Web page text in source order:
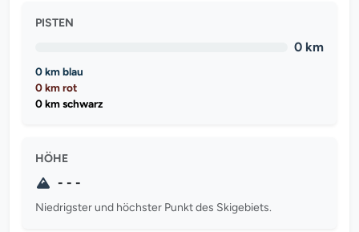
PISTEN
0 km
0 km blau
0 km rot
0 km schwarz
HÖHE
- - -
Niedrigster und höchster Punkt des Skigebiets.